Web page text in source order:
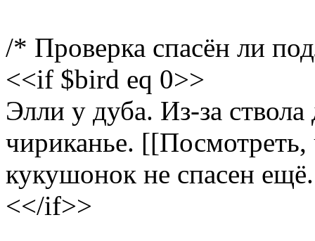
/* Проверка спасён ли
<<if $bird eq 0>>
Элли у дуба. Из-за
чириканье.
кукушонок не спасен
<</if>>